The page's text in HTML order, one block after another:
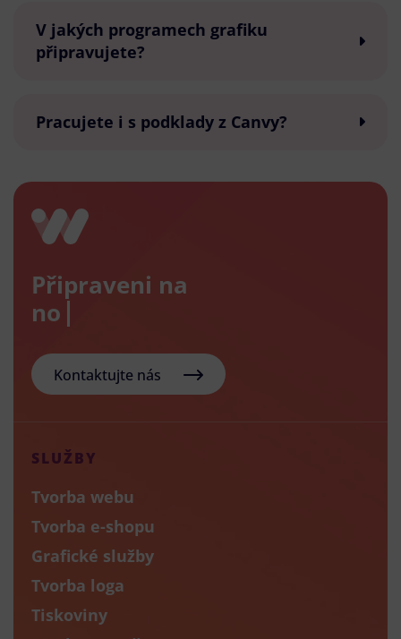
V jakých programech grafiku
připravujete?
Pracujete i s podklady z Canvy?
Připraveni na
nový e
Kontaktujte nás
SLUŽBY
Tvorba webu
Tvorba e-shopu
Grafické služby
Tvorba loga
Tiskoviny